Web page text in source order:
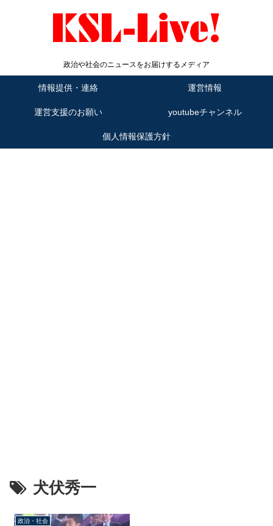
政治や社会のニュースをお届けするメディア
情報提供・連絡 運営情報
運営支援のお願い youtubeチャンネル
個人情報保護方針
犬伏秀一
政治・社会